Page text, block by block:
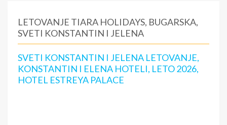
LETOVANJE TIARA HOLIDAYS, BUGARSKA,
SVETI KONSTANTIN I JELENA
SVETI KONSTANTIN I JELENA LETOVANJE,
KONSTANTIN I ELENA HOTELI, LETO 2026,
HOTEL ESTREYA PALACE